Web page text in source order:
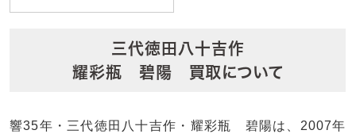
三代徳田八十吉作
耀彩瓶 碧陽 買取について
響35年・三代徳田八十吉作・耀彩瓶 碧陽は、2007年